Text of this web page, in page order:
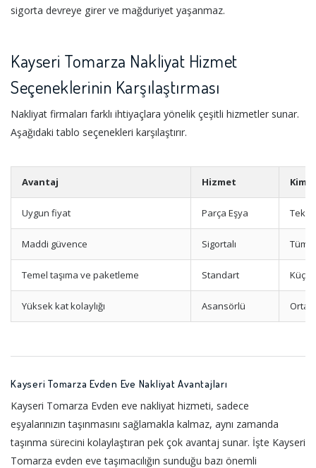
sigorta devreye girer ve mağduriyet yaşanmaz.
Kayseri Tomarza Nakliyat Hizmet
Seçeneklerinin Karşılaştırması
Nakliyat firmaları farklı ihtiyaçlara yönelik çeşitli hizmetler sunar.
Aşağıdaki tablo seçenekleri karşılaştırır.
Avantaj Hizmet
Uygun fiyat Parça Eşya Tek
Maddi güvence Sigortalı Tüm
Temel taşıma ve paketleme Standart
Yüksek kat kolaylığı Asansörlü Orta-
Kayseri Tomarza Evden Eve Nakliyat Avantajları
Kayseri Tomarza Evden eve nakliyat hizmeti, sadece
eşyalarınızın taşınmasını sağlamakla kalmaz, aynı zamanda
taşınma sürecini kolaylaştıran pek çok avantaj sunar. İşte Kayseri
Tomarza evden eve taşımacılığın sunduğu bazı önemli